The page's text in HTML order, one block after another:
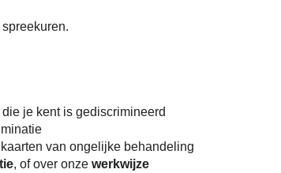
je kent is gediscrimineerd
van ongelijke behandeling
, of over onze werkwijze